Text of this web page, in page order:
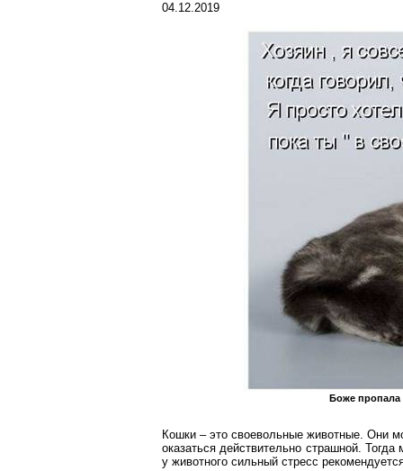
04.12.2019
Боже пропала
Кошки – это своевольные животные. Они
оказаться действительно страшной.
у животного сильный стресс